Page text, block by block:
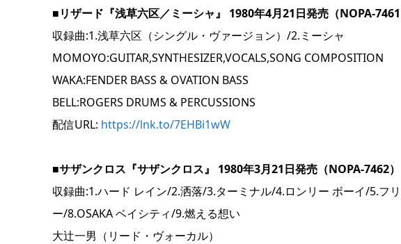
■リザード『浅草六区／ミーシャ』 1980年4月21日発売（NOPA-
収録曲:1.浅草六区（シングル・ヴァージョン）/2.ミーシャ
MOMOYO:GUITAR,SYNTHESIZER,VOCALS,SONG COMPOSITION
WAKA:FENDER BASS & OVATION BASS
BELL:ROGERS DRUMS & PERCUSSIONS
配信URL: https://lnk.to/7EHBi1wW
■サザンクロス『サザンクロス』 1980年3月21日発売（NOPA-7462
収録曲:1.ハード レイン/2.洒落/3.ターミナル/4.ロンリー ボーイ/5.フ
ー/8.OSAKA ベイシティ/9.燃える想い
大辻一男（リード・ヴォーカル）